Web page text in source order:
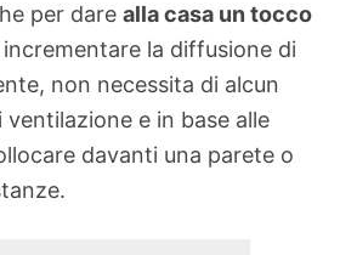
per dare alla casa un tocco
la diffusione di
non necessita di alcun
e in base alle
davanti una parete o